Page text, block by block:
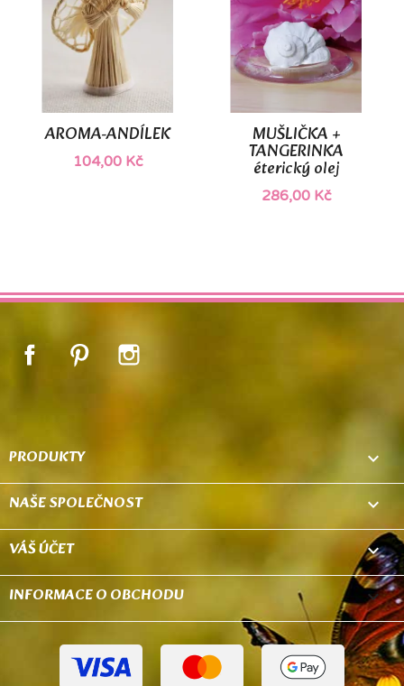
AROMA-ANDÍLEK
104,00 Kč
MUŠLIČKA +
TANGERINKA
éterický olej
286,00 Kč
FacebookPinterest
PRODUKTY 
NAŠE SPOLEČNOST 
VÁŠ ÚČET 
INFORMACE O OBCHODU keyboard_arrow_down